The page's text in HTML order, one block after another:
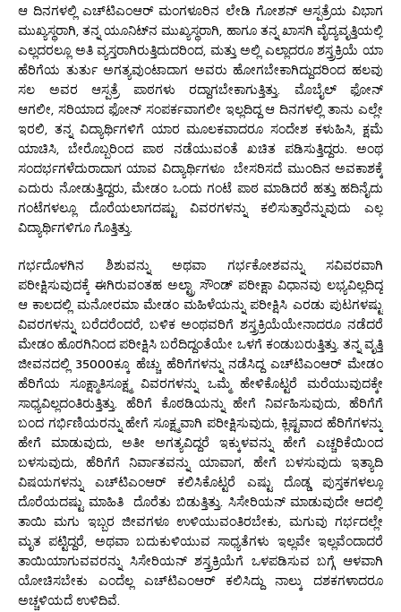
ಆ ದಿನಗಳಲ್ಲಿ ಎಚ್‌ಟಿ‌ಎಂಆರ್ ಮಂಗಳೂರಿನ ಲೇಡಿ ಗೋಶನ್ ಆಸ್ಪತ್ರೆಯ ವಿಭಾಗ
ಮುಖ್ಯಸ್ಥರಾಗಿ, ತನ್ನ ಯೂನಿಟ್‌ನ ಮುಖ್ಯಸ್ಥರಾಗಿ, ಹಾಗೂ ತನ್ನ ಖಾಸಗಿ ವೈದ್ಯವೃತ್ತಿಯಲ್ಲಿ
ಎಲ್ಲದರಲ್ಲೂ ಅತಿ ವ್ಯಸ್ತರಾಗಿರುತ್ತಿದುದರಿಂದ, ಮತ್ತು ಅಲ್ಲಿ ಎಲ್ಲಾದರೂ ಶಸ್ತ್ರಕ್ರಿಯೆ ಯಾ
ಹೆರಿಗೆಯ ತುರ್ತು ಅಗತ್ಯವುಂಟಾದಾಗ ಅವರು ಹೋಗಬೇಕಾಗಿದ್ದುದರಿಂದ ಹಲವು
ಸಲ ಅವರ ಆಸ್ಪತ್ರೆ ಪಾಠಗಳು ರದ್ದಾಗಬೇಕಾಗುತ್ತಿತ್ತು. ಮೊಬೈಲ್ ಫೋನ್
ಆಗಲೀ, ಸರಿಯಾದ ಫೋನ್ ಸಂಪರ್ಕವಾಗಲೀ ಇಲ್ಲದಿದ್ದ ಆ ದಿನಗಳಲ್ಲಿ ತಾನು ಎಲ್ಲೇ
ಇರಲಿ, ತನ್ನ ವಿದ್ಯಾರ್ಥಿಗಳಿಗೆ ಯಾರ ಮೂಲಕವಾದರೂ ಸಂದೇಶ ಕಳುಹಿಸಿ, ಕ್ಷಮೆ
ಯಾಚಿಸಿ, ಬೇರೊಬ್ಬರಿಂದ ಪಾಠ ನಡೆಯುವಂತೆ ಖಚಿತ ಪಡಿಸುತ್ತಿದ್ದರು. ಅಂಥ
ಸಂದರ್ಭಗಳೆದುರಾದಾಗ ಯಾವ ವಿದ್ಯಾರ್ಥಿಗಳೂ ಬೇಸರಿಸದೆ ಮುಂದಿನ ಅವಕಾಶಕ್ಕೆ
ಎದುರು ನೋಡುತ್ತಿದ್ದರು, ಮೇಡಂ ಒಂದು ಗಂಟೆ ಪಾಠ ಮಾಡಿದರೆ ಹತ್ತು ಹದಿನೈದು
ಗಂಟೆಗಳಲ್ಲೂ ದೊರೆಯಲಾಗದಷ್ಟು ವಿವರಗಳನ್ನು ಕಲಿಸುತ್ತಾರೆನ್ನುವುದು ಎಲ್ಲ
ವಿದ್ಯಾರ್ಥಿಗಳಿಗೂ ಗೊತ್ತಿತ್ತು.
ಗರ್ಭದೊಳಗಿನ ಶಿಶುವನ್ನು ಅಥವಾ ಗರ್ಭಕೋಶವನ್ನು ಸವಿವರವಾಗಿ
ಪರೀಕ್ಷಿಸುವುದಕ್ಕೆ ಈಗಿರುವಂತಹ ಅಲ್ಟ್ರಾ ಸೌಂಡ್ ಪರೀಕ್ಷಾ ವಿಧಾನವು ಲಭ್ಯವಿಲ್ಲದಿದ್ದ
ಆ ಕಾಲದಲ್ಲಿ ಮನೋರಮಾ ಮೇಡಂ ಮಹಿಳೆಯನ್ನು ಪರೀಕ್ಷಿಸಿ ಎರಡು ಪುಟಗಳಷ್ಟು
ವಿವರಗಳನ್ನು ಬರೆದರೆಂದರೆ, ಬಳಿಕ ಅಂಥವರಿಗೆ ಶಸ್ತ್ರಕ್ರಿಯೆಯೇನಾದರೂ ನಡೆದರೆ
ಮೇಡಂ ಹೊರಗಿನಿಂದ ಪರೀಕ್ಷಿಸಿ ಬರೆದಿದ್ದಂತೆಯೇ ಒಳಗೆ ಕಂಡುಬರುತ್ತಿತ್ತು. ತನ್ನ ವೃತ್ತಿ
ಜೀವನದಲ್ಲಿ 35000ಕ್ಕೂ ಹೆಚ್ಚು ಹೆರಿಗೆಗಳನ್ನು ನಡೆಸಿದ್ದ ಎಚ್‌ಟಿಎಂಆರ್ ಮೇಡಂ
ಹೆರಿಗೆಯ ಸೂಕ್ಷ್ಮಾತಿಸೂಕ್ಷ್ಮ ವಿವರಗಳನ್ನು ಒಮ್ಮೆ ಹೇಳಿಕೊಟ್ಟರೆ ಮರೆಯುವುದಕ್ಕೇ
ಸಾಧ್ಯವಿಲ್ಲದಂತಿರುತ್ತಿತ್ತು. ಹೆರಿಗೆ ಕೊಠಡಿಯನ್ನು ಹೇಗೆ ನಿರ್ವಹಿಸುವುದು, ಹೆರಿಗೆಗೆ
ಬಂದ ಗರ್ಭಿಣಿಯರನ್ನು ಹೇಗೆ ಸೂಕ್ಷ್ಮವಾಗಿ ಪರೀಕ್ಷಿಸುವುದು, ಕ್ಲಿಷ್ಟವಾದ ಹೆರಿಗೆಗಳನ್ನು
ಹೇಗೆ ಮಾಡುವುದು, ಅತೀ ಅಗತ್ಯವಿದ್ದರೆ ಇಕ್ಕುಳವನ್ನು ಹೇಗೆ ಎಚ್ಚರಿಕೆಯಿಂದ
ಬಳಸುವುದು, ಹೆರಿಗೆಗೆ ನಿರ್ವಾತವನ್ನು ಯಾವಾಗ, ಹೇಗೆ ಬಳಸುವುದು ಇತ್ಯಾದಿ
ವಿಷಯಗಳನ್ನು ಎಚ್‌ಟಿ‌ಎಂಆರ್ ಕಲಿಸಿಕೊಟ್ಟರೆ ಎಷ್ಟು ದೊಡ್ಡ ಪುಸ್ತಕಗಳಲ್ಲೂ
ದೊರೆಯದಷ್ಟು ಮಾಹಿತಿ ದೊರೆತು ಬಿಡುತ್ತಿತ್ತು. ಸಿಸೇರಿಯನ್ ಮಾಡುವುದೇ ಆದಲ್ಲಿ
ತಾಯಿ ಮಗು ಇಬ್ಬರ ಜೀವಗಳೂ ಉಳಿಯುವಂತಿರಬೇಕು, ಮಗುವು ಗರ್ಭದಲ್ಲೇ
ಮೃತ ಪಟ್ಟಿದ್ದರೆ, ಅಥವಾ ಬದುಕುಳಿಯುವ ಸಾಧ್ಯತೆಗಳು ಇಲ್ಲವೇ ಇಲ್ಲವೆಂದಾದರೆ
ತಾಯಿಯಾಗುವವರನ್ನು ಸಿಸೇರಿಯನ್ ಶಸ್ತ್ರಕ್ರಿಯೆಗೆ ಒಳಪಡಿಸುವ ಬಗ್ಗೆ ಆಳವಾಗಿ
ಯೋಚಿಸಬೇಕು ಎಂದೆಲ್ಲ ಎಚ್‌ಟಿ‌ಎಂಆರ್ ಕಲಿಸಿದ್ದು ನಾಲ್ಕು ದಶಕಗಳಾದರೂ
ಅಚ್ಚಳಿಯದೆ ಉಳಿದಿವೆ.